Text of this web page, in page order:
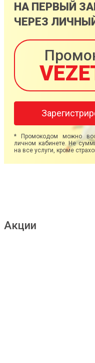
НА ПЕРВЫЙ
ЧЕРЕЗ
* Промокодом можно
личном кабинете. Не
на все услуги, кроме
Акции